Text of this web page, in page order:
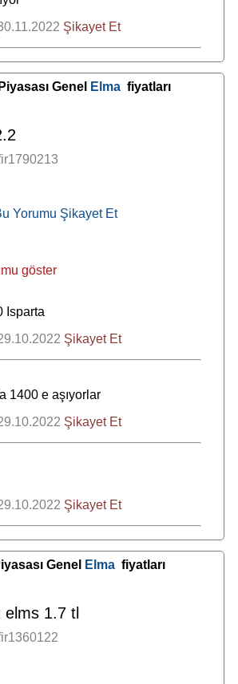
Şikayet Et
Genel Elma fiyatları
Yorumu Şikayet Et
göster
Isparta
Şikayet Et
1400 e aşıyorlar
Şikayet Et
Şikayet Et
Genel Elma fiyatları
elms 1.7 tl